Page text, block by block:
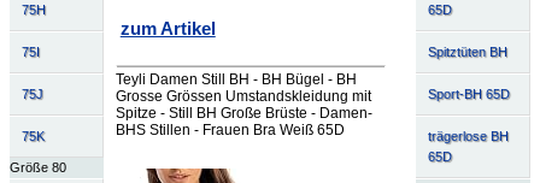
75H
75I
75J
75K
Größe 80
65D
Spitztüten BH
Sport-BH 65D
trägerlose BH
65D
zum Artikel
Teyli Damen Still BH - BH Bügel - BH
Grosse Grössen Umstandskleidung mit
Spitze - Still BH Große Brüste - Damen-
BHS Stillen - Frauen Bra Weiß 65D